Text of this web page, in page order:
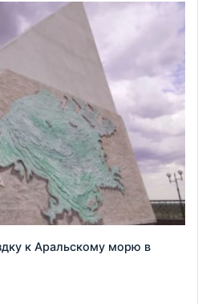
к Аральскому морю в